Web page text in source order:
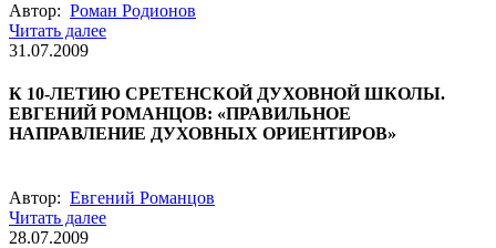
Автор: Роман Родионов
Читать далее
31.07.2009
К 10-ЛЕТИЮ СРЕТЕНСКОЙ ДУХОВНОЙ ШКОЛЫ.
ЕВГЕНИЙ РОМАНЦОВ: «ПРАВИЛЬНОЕ
НАПРАВЛЕНИЕ ДУХОВНЫХ ОРИЕНТИРОВ»
Автор: Евгений Романцов
Читать далее
28.07.2009